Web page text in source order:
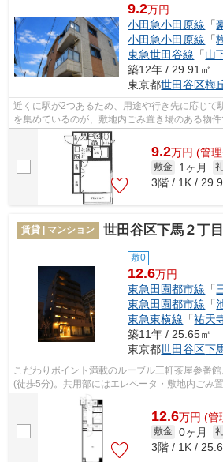
9.2万円
小田急小田原線 「
小田急小田原線 「
東急世田谷線 「山
築12年 / 29.91㎡
東京都世田谷区梅
近くに駅が2つあるため、用途や行き先に応じて
を集めているのが、敷地内ごみ置き場のある物
駅近の物件となり、徒歩6分に駅があり...
9.2万円 (管
敷金 1ヶ月
3階 / 1K /
賃貸 | マンション 世田谷区下馬２丁
敷0
12.6万円
東急田園都市線 「
東急田園都市線 「
東急東横線 「祐天
築11年 / 25.65㎡
東京都世田谷区下
こだわりポイント満載のルーブル三軒茶屋参番
(徒歩5分)。共用部にはエレベータ・敷地内ごみ
す。防犯強化地域となっておりますので...
12.6万円 (管
敷金 0ヶ月
3階 / 1K /